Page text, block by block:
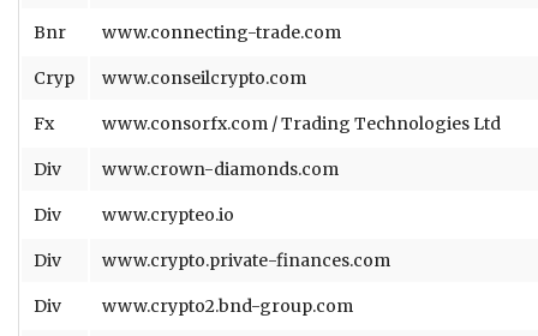
Bnr www.connecting-trade.com
Cryp www.conseilcrypto.com
Fx www.consorfx.com / Trading Technologies Ltd
Div www.crown-diamonds.com
Div www.crypteo.io
Div www.crypto.private-finances.com
Div www.crypto2.bnd-group.com